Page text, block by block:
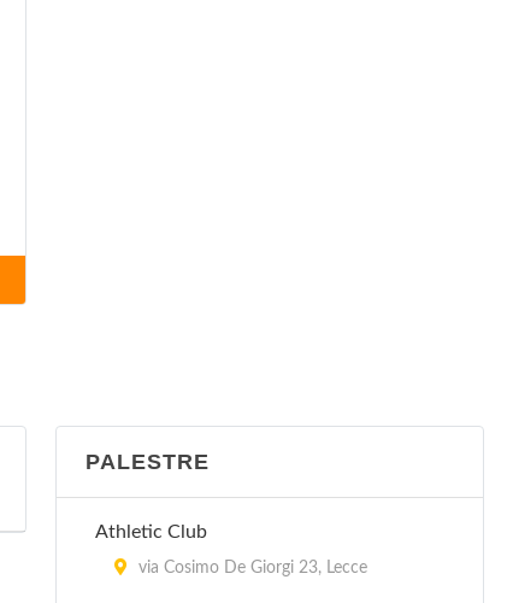
PALESTRE
Athletic Club
via Cosimo De Giorgi 23, Lecce